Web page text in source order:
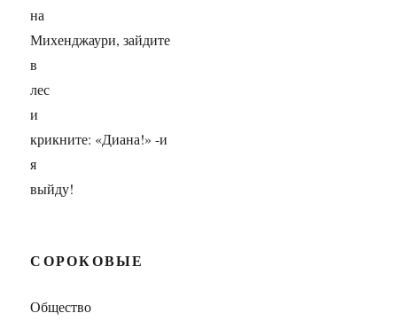
на
Михенджаури, зайдите
в
лес
и
крикните: «Диана!» -и
я
выйду!
СОРОКОВЫЕ
Общество